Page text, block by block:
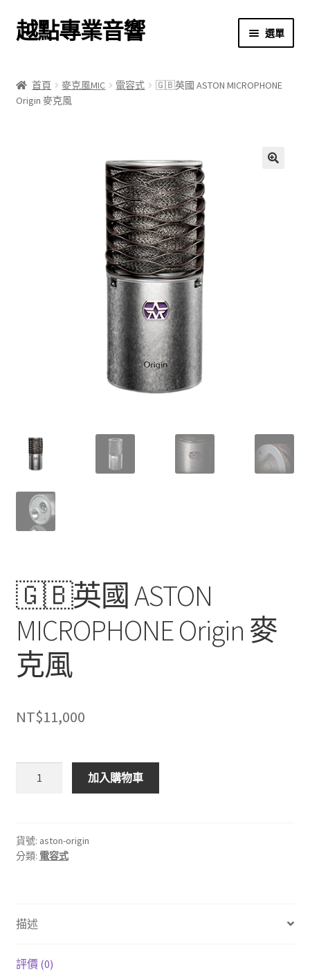
跳
至
覽
列
跳
至
要
內
越點專業音響 選單
商店
首頁 麥克風MIC 電容式
🇬🇧英國 ASTON MICROPHONE
Origin 麥克風
🇬🇧英國 ASTON
MICROPHONE Origin 麥
克風
NT$11,000
MICROPHONE
Origin
數
加入購物車
貨號: aston-origin
分類: 電容式
描述
評價 (0)